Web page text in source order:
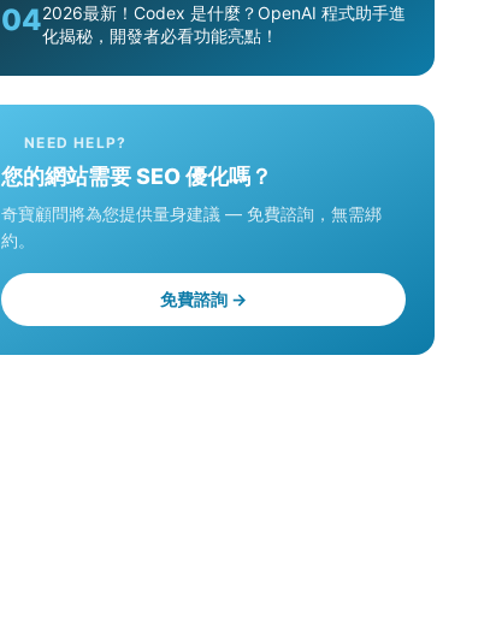
042026最新！Codex 是什麼？OpenAI 程式助手進
化揭秘，開發者必看功能亮點！
NEED HELP?
您的網站需要 SEO 優化嗎？
奇寶顧問將為您提供量身建議 — 免費諮詢，無需綁
約。
免費諮詢 →